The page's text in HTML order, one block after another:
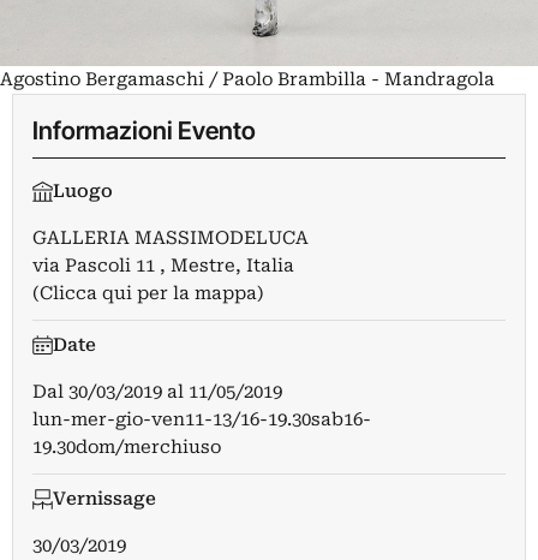
Agostino Bergamaschi / Paolo Brambilla - Mandragola
Informazioni Evento
Luogo
GALLERIA MASSIMODELUCA
via Pascoli 11 , Mestre, Italia
(Clicca qui per la mappa)
Date
Dal 30/03/2019 al 11/05/2019
lun-mer-gio-ven11-13/16-19.30sab16-
19.30dom/merchiuso
Vernissage
30/03/2019